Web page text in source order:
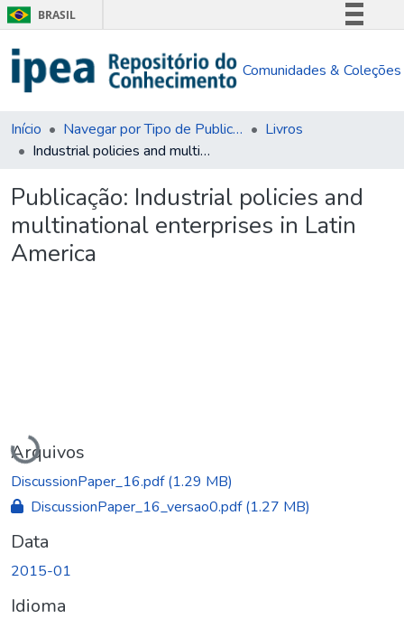
BRASIL
Comunica BR
Acesso à informação
Comunidades & Coleções
Início Navegar por Tipo de Publicação
Livros
Industrial policies and multinational enterprises in Latin America
Publicação: Industrial policies and
multinational enterprises in Latin
America
Carregando...
Arquivos
DiscussionPaper_16.pdf(1.29 MB)
DiscussionPaper_16_versao0.pdf(1.27 MB)
Data
2015-01
Idioma